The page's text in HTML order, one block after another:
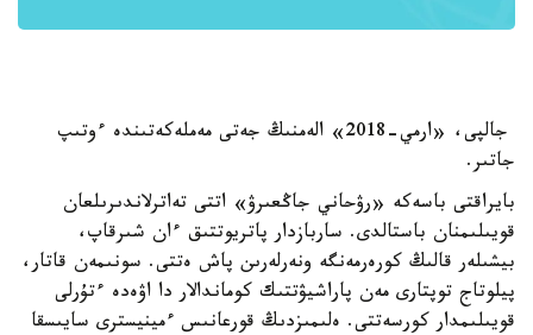
جالپى، «ارمي-2018» الەمنىڭ جەتى مەملەكەتىندە ءوتىپ
جاتىر.
بايراقتى باسەكە «رۋحاني جاڭعىرۋ» اتتى تەاترلاندىرىلعان
قويىلىمنان باستالدى. ساربازدار پاتريوتتىق ءان شىرقاپ،
بيشىلەر قالىڭ كورەرمەنگە ونەرلەرىن پاش ەتتى. سونىمەن قاتار،
پيلوتاج توپتارى مەن پاراشيۋتتىك كوماندالار دا اۋەدە ءتۇرلى
قويىلىمدار كورسەتتى. ەلىمىزدىڭ قورعانىس ءمينيسترى سايىسقا